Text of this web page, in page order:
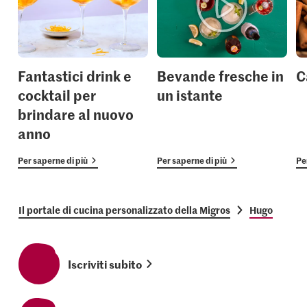
Fantastici drink e
cocktail per
brindare al nuovo
anno
Per saperne di più
Bevande fresche in
un istante
Per saperne di più
Il portale di cucina personalizzato della Migros Hugo
Iscriviti subito